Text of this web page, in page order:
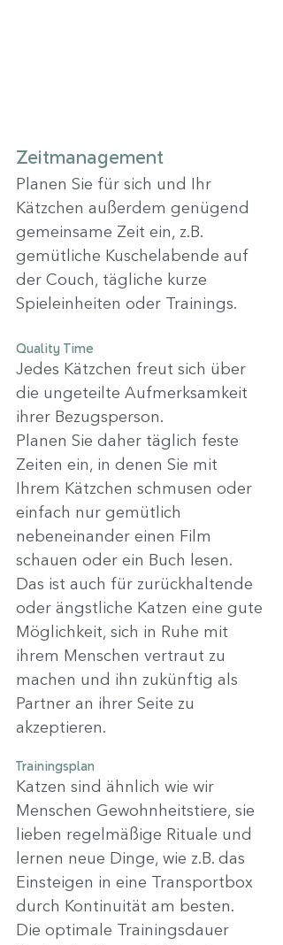
Zeitmanagement
Planen Sie für sich und Ihr
Kätzchen außerdem genügend
gemeinsame Zeit ein, z.B.
gemütliche Kuschelabende auf
der Couch, tägliche kurze
Spieleinheiten oder Trainings.
Quality Time
Jedes Kätzchen freut sich über
die ungeteilte Aufmerksamkeit
ihrer Bezugsperson.
Planen Sie daher täglich feste
Zeiten ein, in denen Sie mit
Ihrem Kätzchen schmusen oder
einfach nur gemütlich
nebeneinander einen Film
schauen oder ein Buch lesen.
Das ist auch für zurückhaltende
oder ängstliche Katzen eine gute
Möglichkeit, sich in Ruhe mit
ihrem Menschen vertraut zu
machen und ihn zukünftig als
Partner an ihrer Seite zu
akzeptieren.
Trainingsplan
Katzen sind ähnlich wie wir
Menschen Gewohnheitstiere, sie
lieben regelmäßige Rituale und
lernen neue Dinge, wie z.B. das
Einsteigen in eine Transportbox
durch Kontinuität am besten.
Die optimale Trainingsdauer